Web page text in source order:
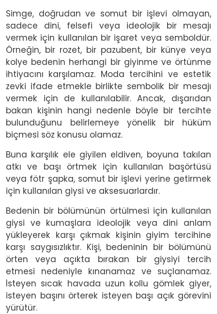
Simge, doğrudan ve somut bir işlevi olmayan,
sadece dini, felsefi veya ideolojik bir mesajı
vermek için kullanılan bir işaret veya semboldür.
Örneğin, bir rozet, bir pazubent, bir künye veya
kolye bedenin herhangi bir giyinme ve örtünme
ihtiyacını karşılamaz. Moda tercihini ve estetik
zevki ifade etmekle birlikte sembolik bir mesajı
vermek için de kullanılabilir. Ancak, dışarıdan
bakan kişinin hangi nedenle böyle bir tercihte
bulunduğunu belirlemeye yönelik bir hüküm
biçmesi söz konusu olamaz.
Buna karşılık ele giyilen eldiven, boyuna takılan
atkı ve başı örtmek için kullanılan başörtüsü
veya fötr şapka, somut bir işlevi yerine getirmek
için kullanılan giysi ve aksesuarlardır.
Bedenin bir bölümünün örtülmesi için kullanılan
giysi ve kumaşlara ideolojik veya dini anlam
yükleyerek karşı çıkmak kişinin giyim tercihine
karşı saygısızlıktır. Kişi, bedeninin bir bölümünü
örten veya açıkta bırakan bir giysiyi tercih
etmesi nedeniyle kınanamaz ve suçlanamaz.
İsteyen sıcak havada uzun kollu gömlek giyer,
isteyen başını örterek isteyen başı açık görevini
yürütür.